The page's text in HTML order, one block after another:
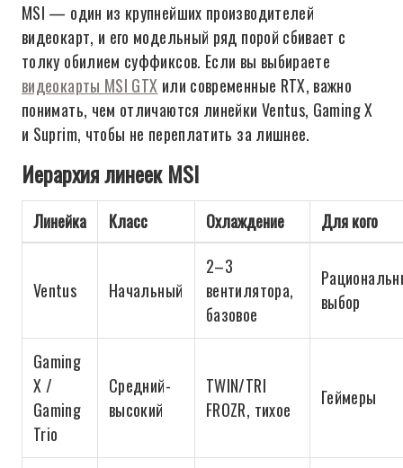
MSI — один из крупнейших производителей
видеокарт, и его модельный ряд порой сбивает с
толку обилием суффиксов. Если вы выбираете
видеокарты MSI GTX или современные RTX, важно
понимать, чем отличаются линейки Ventus, Gaming X
и Suprim, чтобы не переплатить за лишнее.
Иерархия линеек MSI
Линейка Класс Охлаждение Для кого
Ventus Начальный
2–3
вентилятора,
базовое
выбор
Gaming
X /
Gaming
Trio
Средний-
высокий
TWIN/TRI
FROZR, тихое
Геймеры